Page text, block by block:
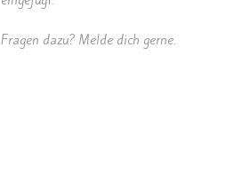
Fragen dazu? Melde dich gerne.